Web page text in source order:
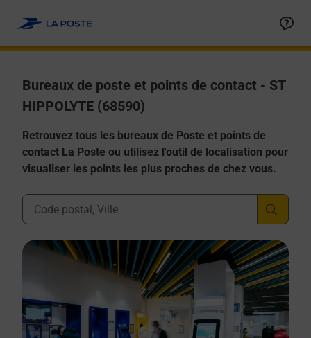
Bureaux de poste et points de contact - ST
HIPPOLYTE (68590)
Retrouvez tous les bureaux de Poste et points de
contact La Poste ou utilisez l'outil de localisation pour
visualiser les points les plus proches de chez vous.
Ville, Département, Code Postal